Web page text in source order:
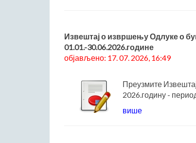
Извештај о извршењу Одлуке о
01.01.-30.06.2026.године
објављено: 17. 07. 2026, 16:49
Преузмите
2026.годину -
више